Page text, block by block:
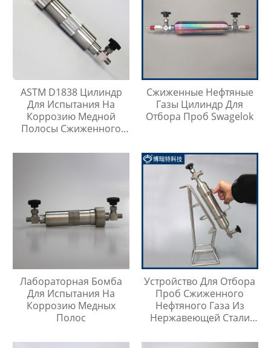
ASTM D1838 Цилиндр
Для Испытания На
Коррозию Медной
Полосы Сжиженного
Сжиженные Нефтяные
Газы Цилиндр Для
Отбора Проб Swagelok
Лабораторная Бомба
Для Испытания На
Коррозию Медных
Полос
Устройство Для Отбора
Проб Сжиженного
Нефтяного Газа Из
Нержавеющей Стали